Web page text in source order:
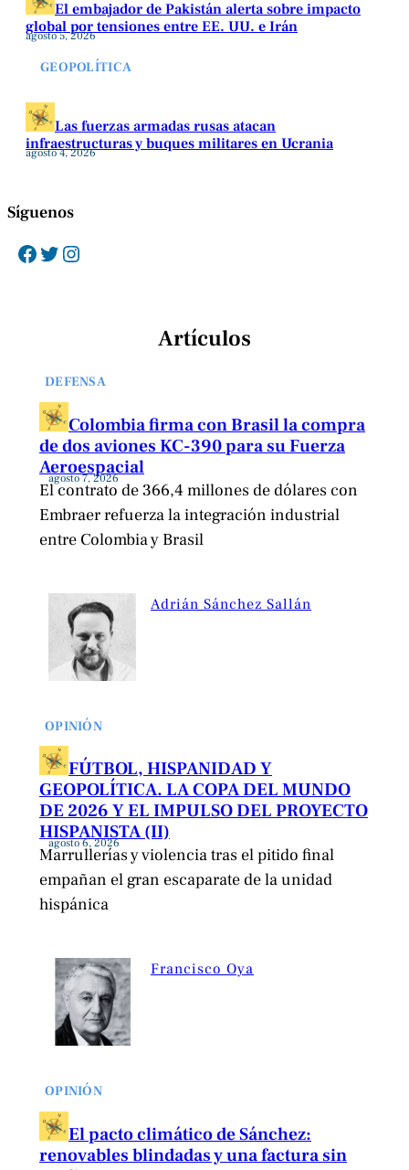
El embajador de Pakistán alerta sobre impacto
global por tensiones entre EE. UU. e Irán
agosto 5, 2026
GEOPOLÍTICA
Las fuerzas armadas rusas atacan
infraestructuras y buques militares en Ucrania
agosto 4, 2026
Síguenos
Facebook Twitter Instagram
Artículos
DEFENSA
Colombia firma con Brasil la compra
de dos aviones KC-390 para su Fuerza
Aeroespacial
agosto 7, 2026
El contrato de 366,4 millones de dólares con
Embraer refuerza la integración industrial
entre Colombia y Brasil
Adrián Sánchez Sallán
OPINIÓN
FÚTBOL, HISPANIDAD Y
GEOPOLÍTICA. LA COPA DEL MUNDO
DE 2026 Y EL IMPULSO DEL PROYECTO
HISPANISTA (II)
agosto 6, 2026
Marrullerías y violencia tras el pitido final
empañan el gran escaparate de la unidad
hispánica
Francisco Oya
OPINIÓN
El pacto climático de Sánchez:
renovables blindadas y una factura sin